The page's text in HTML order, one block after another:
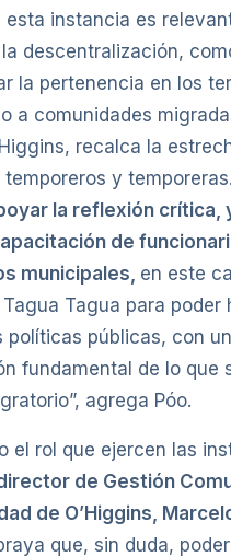
esta instancia es
descentralización,
la pertenencia en los
a comunidades
recalca la
y temporeras.
la reflexión crítica,
de
municipales, en este
Tagua para poder
políticas públicas, con
fundamental de lo que
agrega Póo.
el rol que ejercen las
de Gestión
de O’Higgins,
que, sin duda,